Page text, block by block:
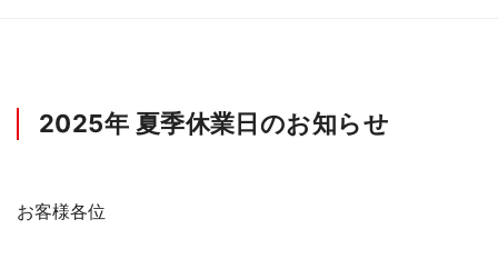
2025年 夏季休業日のお知らせ
お客様各位